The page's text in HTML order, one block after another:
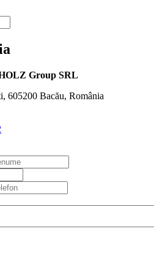
Group SRL
605200 Bacău, România